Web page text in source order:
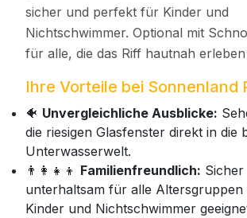
sicher und perfekt für Kinder und
Nichtschwimmer. Optional mit
für alle, die das Riff hautnah
Ihre Vorteile bei Sonnenland
🐠 Unvergleichliche Ausblicke:
die riesigen Glasfenster direkt in die
Unterwasserwelt.
👨‍👩‍👧‍👦 Familienfreundlich:
unterhaltsam für alle
Kinder und Nichtschwimmer